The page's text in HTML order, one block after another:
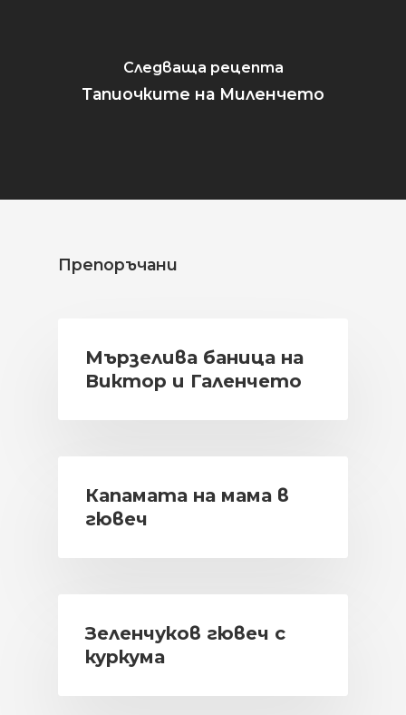
Следваща рецепта
Тапиочките на Миленчето
Препоръчани
Мързелива баница на
Виктор и Галенчето
Капамата на мама в
гювеч
Зеленчуков гювеч с
куркума